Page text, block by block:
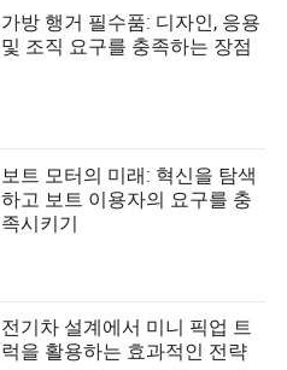
가방 행거 필수품: 디자인, 응용
및 조직 요구를 충족하는 장점
보트 모터의 미래: 혁신을 탐색
하고 보트 이용자의 요구를 충
족시키기
전기차 설계에서 미니 픽업 트
럭을 활용하는 효과적인 전략